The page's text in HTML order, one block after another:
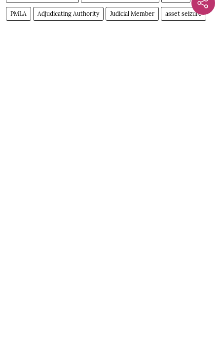
PMLA Adjudicating Authority Judicial Member asset seizure